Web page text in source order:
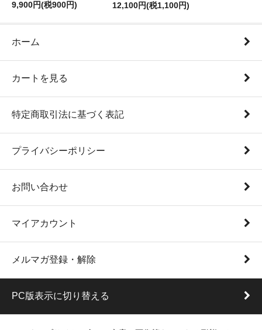
9,900円(税900円)
12,100円(税1,100円)
ホーム
カートを見る
特定商取引法に基づく表記
プライバシーポリシー
お問い合わせ
マイアカウント
メルマガ登録・解除
PC版表示に切り替える